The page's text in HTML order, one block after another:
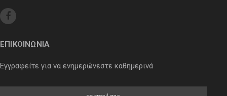
ΕΠΙΚΟΙΝΩΝΙΑ
Εγγραφείτε για να ενημερώνεστε καθημερινά